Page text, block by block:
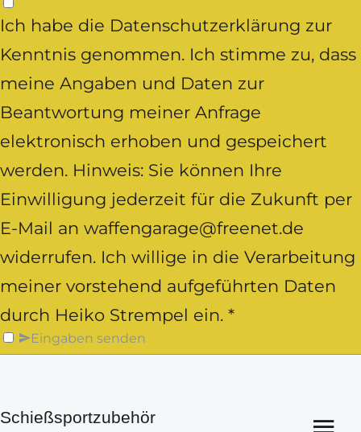
Ich habe die Datenschutzerklärung zur
Kenntnis genommen. Ich stimme zu, dass
meine Angaben und Daten zur
Beantwortung meiner Anfrage
elektronisch erhoben und gespeichert
werden. Hinweis: Sie können Ihre
Einwilligung jederzeit für die Zukunft per
E-Mail an waffengarage@freenet.de
widerrufen. Ich willige in die Verarbeitung
meiner vorstehend aufgeführten Daten
durch Heiko Strempel ein. *
Eingaben senden
Schießsportzubehör